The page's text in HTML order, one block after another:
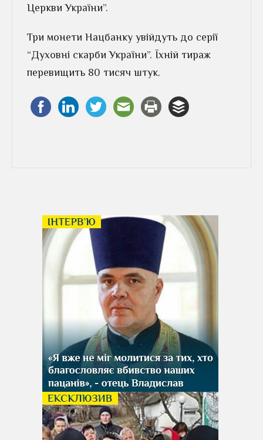
Церкви України”.
Три монети Нацбанку увійдуть до серії
“Духовні скарби України”. Їхній тираж
перевищить 80 тисяч штук.